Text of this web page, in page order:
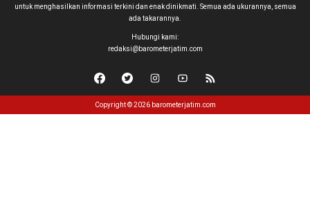
untuk menghasilkan informasi terkini dan enak dinikmati. Semua ada ukurannya, semua
ada takarannya.
Hubungi kami:
redaksi@barometerjatim.com
Copyright © 2026 barometerjatim.com